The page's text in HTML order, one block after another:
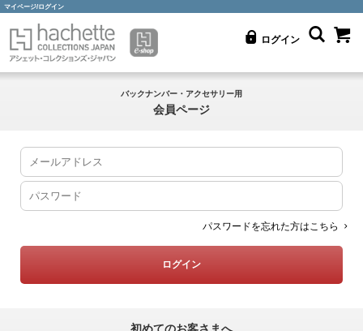
マイページ/ログイン
ログイン
バックナンバー・アクセサリー用
会員ページ
パスワードを忘れた方はこちら